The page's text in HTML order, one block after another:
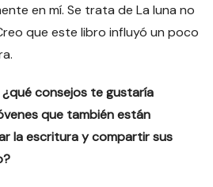
en mí. Se trata de La luna no
que este libro influyó un poco
consejos te gustaría
que también están
la escritura y compartir sus